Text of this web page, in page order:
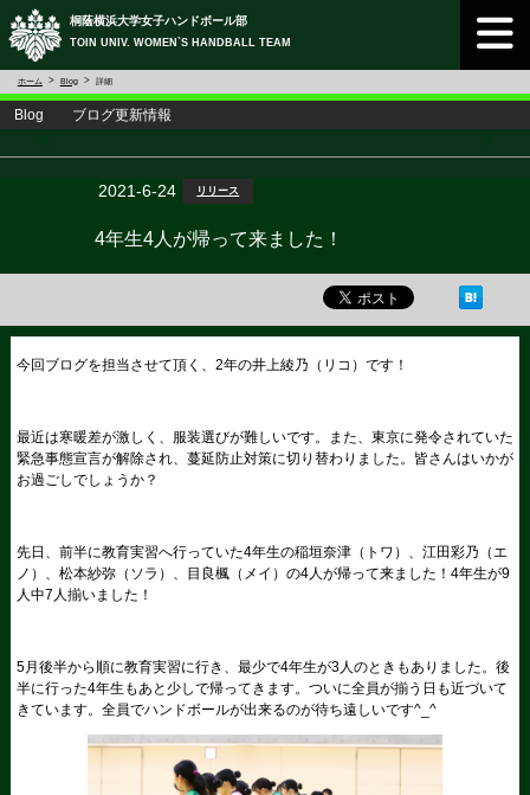
桐蔭横浜大学女子ハンドボール部
TOIN UNIV. WOMEN`S HANDBALL TEAM
ホーム Blog 詳細
Blog ブログ更新情報
2021-6-24 リリース
4年生4人が帰って来ました！
今回ブログを担当させて頂く、2年の井上綾乃（リコ）です！
最近は寒暖差が激しく、服装選びが難しいです。また、東京に発令されていた
緊急事態宣言が解除され、蔓延防止対策に切り替わりました。皆さんはいかが
お過ごしでしょうか？
先日、前半に教育実習へ行っていた4年生の稲垣奈津（トワ）、江田彩乃（エ
ノ）、松本紗弥（ソラ）、目良楓（メイ）の4人が帰って来ました！4年生が9
人中7人揃いました！
5月後半から順に教育実習に行き、最少で4年生が3人のときもありました。後
半に行った4年生もあと少しで帰ってきます。ついに全員が揃う日も近づいて
きています。全員でハンドボールが出来るのが待ち遠しいです^_^